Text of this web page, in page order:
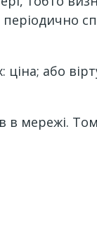
ціна; або
в мережі.